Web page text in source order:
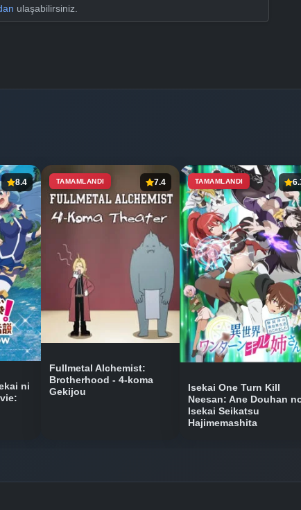
ulaşabilirsiniz.
8.4
ni
TAMAMLANDI 7.4
Fullmetal Alchemist:
Brotherhood - 4-koma
Gekijou
TAMAMLANDI
Isekai One Turn Kill
Neesan: Ane Douhan
Isekai Seikatsu
Hajimemashita